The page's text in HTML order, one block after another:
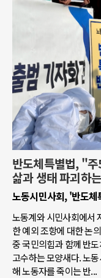
반도체특별법, "
삶과 생태 파괴하
노동시민사회, '반도
노동계와 시민사회에서
한 예외 조항에 대한 논
중 국민의힘과 함께 반
고수하는 모양새다. 노
해 노동자를 죽이는 반...